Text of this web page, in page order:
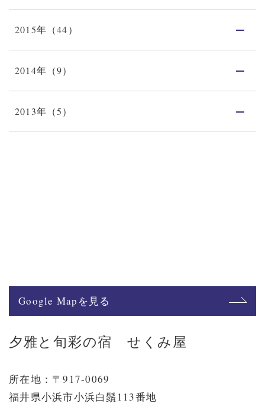
2015年（44）
2014年（9）
2013年（5）
Google Mapを見る
夕雅と旬彩の宿 せくみ屋
所在地：〒917-0069
福井県小浜市小浜白鬚113番地